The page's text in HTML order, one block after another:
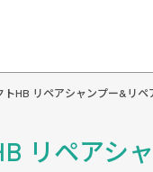
リペアシ
トHB リペアシャンプー&リペ